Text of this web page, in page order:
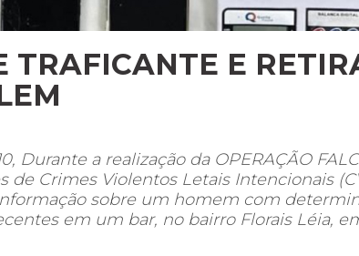
TRAFICANTE E
Durante a realização da OPERAÇÃO
Crimes Violentos Letais Intencionais
sobre um homem com
em um bar, no bairro Florais Léia,